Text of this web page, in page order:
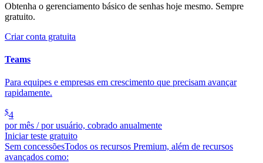
Obtenha o gerenciamento básico de senhas hoje mesmo. Sempre
gratuito.
Criar conta gratuita
Teams
Para equipes e empresas em crescimento que precisam avançar
rapidamente.
$4
por mês / por usuário, cobrado anualmente
Iniciar teste gratuito
Sem concessõesTodos os recursos Premium, além de recursos
avançados como: